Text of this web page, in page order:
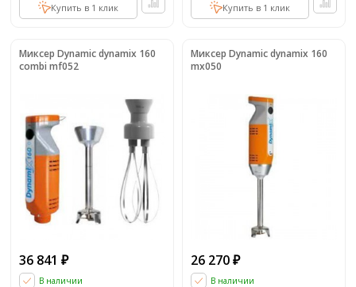
Купить в 1 клик Купить в 1 клик
Миксер Dynamic dynamix 160
combi mf052
36 841 ₽
В наличии
Миксер Dynamic dynamix 160
mx050
26 270 ₽
В наличии